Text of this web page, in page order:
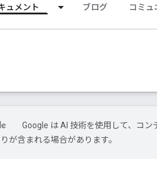
ュメント ブログ コミュ
Google は AI 技術を使用して、コ
が含まれる場合があります。